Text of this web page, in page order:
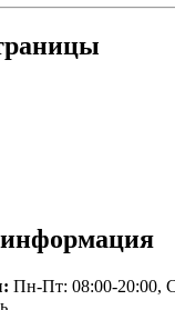
информация
Пн-Пт: 08:00-20:00,